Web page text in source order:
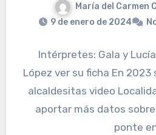
María del Carmen
9 de enero de 2024
Intérpretes: Gala y
López ver su ficha En 2023
alcaldesitas video
aportar más datos
ponte